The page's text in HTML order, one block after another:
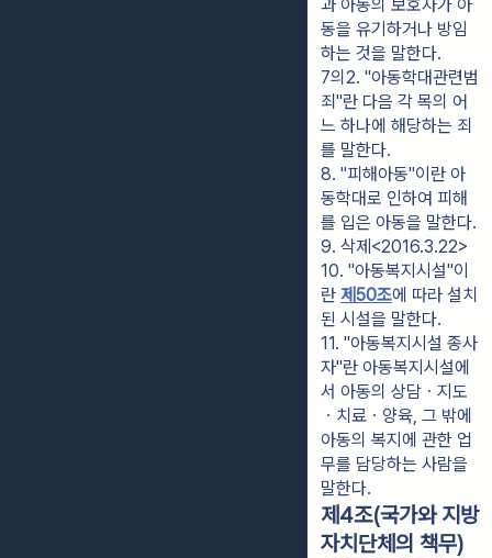
과 아동의 보호자가 아
동을 유기하거나 방임
하는 것을 말한다.
7의2. "아동학대관련범
죄"란 다음 각 목의 어
느 하나에 해당하는 죄
를 말한다.
8. "피해아동"이란 아
동학대로 인하여 피해
를 입은 아동을 말한다.
9. 삭제<2016.3.22>
10. "아동복지시설"이
란 제50조에 따라 설치
된 시설을 말한다.
11. "아동복지시설 종사
자"란 아동복지시설에
서 아동의 상담ㆍ지도
ㆍ치료ㆍ양육, 그 밖에
아동의 복지에 관한 업
무를 담당하는 사람을
말한다.
제4조(국가와 지방
자치단체의 책무)